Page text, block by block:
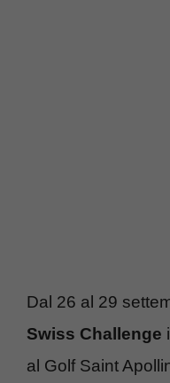
Dal 26 al 29
Swiss Challenge
al Golf Saint